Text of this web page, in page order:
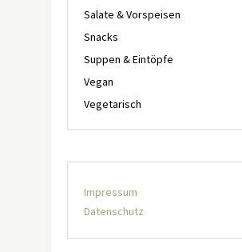
Salate & Vorspeisen
Snacks
Suppen & Eintöpfe
Vegan
Vegetarisch
Impressum
Datenschutz